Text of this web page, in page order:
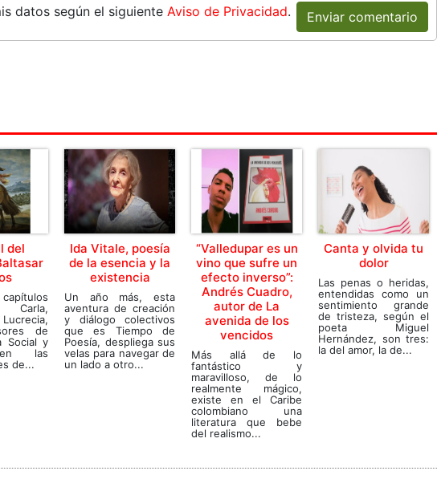
datos según el siguiente Aviso de Privacidad. Enviar comentario
del
Carla,
de
Social y
las
de...
Ida Vitale, poesía
de la esencia y la
existencia
Un año más, esta
aventura de creación
y diálogo colectivos
que es Tiempo de
Poesía, despliega sus
velas para navegar de
un lado a otro...
“Valledupar es un
vino que sufre un
efecto inverso”:
Andrés Cuadro,
autor de La
avenida de los
vencidos
Más allá de lo
fantástico y
maravilloso, de lo
realmente mágico,
existe en el Caribe
colombiano una
literatura que bebe
del realismo...
Canta y olvida tu
dolor
Las penas o heridas,
entendidas como un
sentimiento grande
de tristeza, según el
poeta Miguel
Hernández, son tres:
la del amor, la de...